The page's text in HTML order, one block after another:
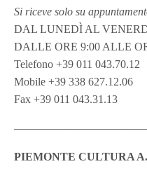
Si riceve solo su
DAL LUNEDÌ AL
DALLE ORE 9:00 ALLE
Telefono +39 011 043.70.12
Mobile +39 338 627.12.06
Fax +39 011 043.31.13
PIEMONTE CULTURA